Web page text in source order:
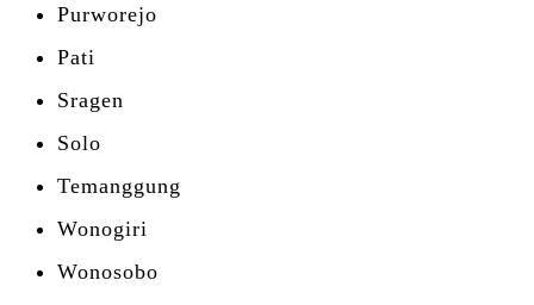
Purworejo
Pati
Sragen
Solo
Temanggung
Wonogiri
Wonosobo